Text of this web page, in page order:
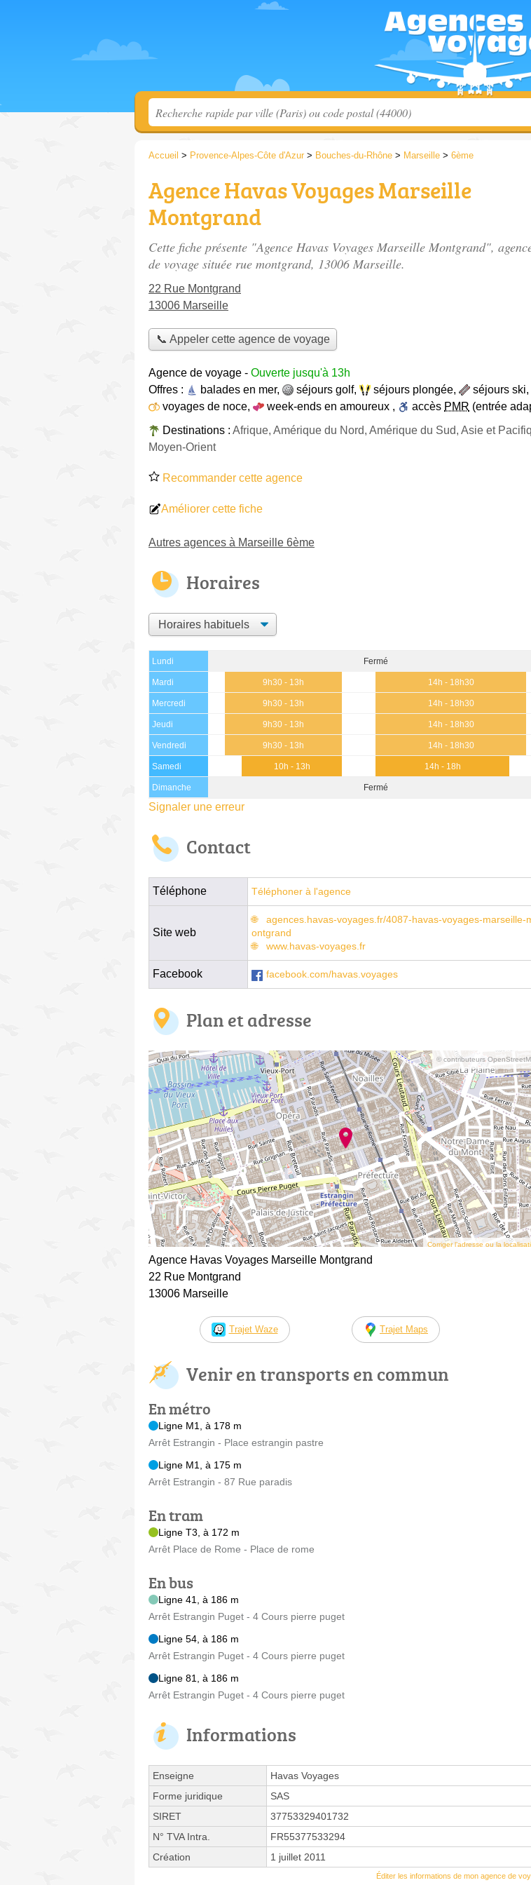
Accueil > Provence-Alpes-Côte d'Azur > Bouches-du-Rhône > Marseille > 6ème
Agence Havas Voyages Marseille
Montgrand
Cette fiche présente "Agence Havas Voyages Marseille Montgrand",
de voyage située rue montgrand, 13006 Marseille.
22 Rue Montgrand
13006 Marseille
📞 Appeler cette agence de voyage
Agence de voyage - Ouverte jusqu'à 13h
Offres :
balades en mer, séjours golf, séjours plongée, séjours ski,
voyages de noce, week-ends en amoureux , accès PMR (entrée
Destinations : Afrique, Amérique du Nord, Amérique du Sud, Asie et
Moyen-Orient
Recommander cette agence
Améliorer cette fiche
Autres agences à Marseille 6ème
Horaires
Lundi Fermé
Mardi 9h30 - 13h 14h - 18h30
Mercredi 9h30 - 13h 14h - 18h30
Jeudi 9h30 - 13h 14h - 18h30
Vendredi 9h30 - 13h 14h - 18h30
Samedi 10h - 13h 14h - 18h
Dimanche Fermé
Signaler une erreur
Contact
Téléphone Téléphoner à l'agence
Site web
agences.havas-voyages.fr/4087-havas-voyages-marseille-
ontgrand
www.havas-voyages.fr
Facebook facebook.com/havas.voyages
Plan et adresse
© contributeurs
Corriger l’adresse ou la
Agence Havas Voyages Marseille Montgrand
22 Rue Montgrand
13006 Marseille
Trajet Waze Trajet Maps
Venir en transports en commun
En métro
Ligne M1, à 178 m
Arrêt Estrangin - Place estrangin pastre
Ligne M1, à 175 m
Arrêt Estrangin - 87 Rue paradis
En tram
Ligne T3, à 172 m
Arrêt Place de Rome - Place de rome
En bus
Ligne 41, à 186 m
Arrêt Estrangin Puget - 4 Cours pierre puget
Ligne 54, à 186 m
Arrêt Estrangin Puget - 4 Cours pierre puget
Ligne 81, à 186 m
Arrêt Estrangin Puget - 4 Cours pierre puget
Informations
Enseigne
Havas Voyages
Forme juridique
SAS
SIRET
37753329401732
N° TVA Intra.
FR55377533294
Création
1 juillet 2011
Éditer les informations de mon agence de